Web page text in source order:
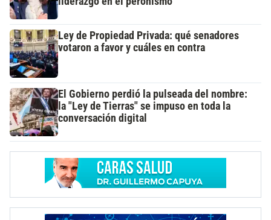
Ley de Propiedad Privada: qué senadores
votaron a favor y cuáles en contra
El Gobierno perdió la pulseada del nombre:
la "Ley de Tierras" se impuso en toda la
conversación digital